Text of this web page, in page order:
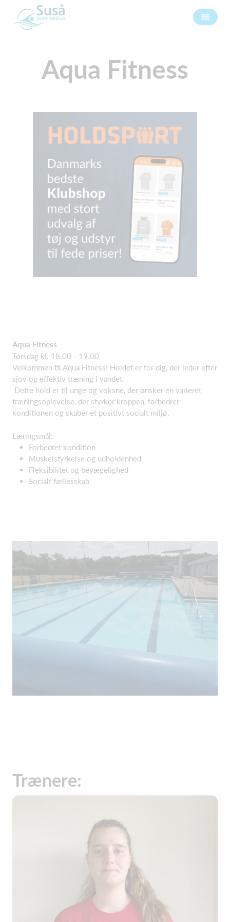
Aqua Fitness
Aqua Fitness
Torsdag kl. 18.00 - 19.00
Velkommen til Aqua Fitness! Holdet er for dig, der leder efter
sjov og effektiv træning i vandet.
Dette hold er til unge og voksne, der ønsker en varieret
træningsoplevelse, der styrker kroppen, forbedrer
konditionen og skaber et positivt socialt miljø.
Læringsmål:
Forbedret kondition
Muskelstyrkelse og udholdenhed
Fleksibilitet og bevægelighed
Socialt fællesskab
Trænere: